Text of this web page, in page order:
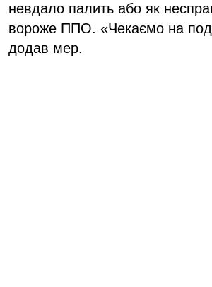
невдало палить або як
вороже ППО. «Чекаємо на
додав мер.